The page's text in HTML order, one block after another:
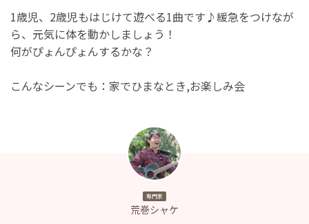
1歳児、2歳児もはじけて遊べる1曲です♪緩急をつけなが
ら、元気に体を動かしましょう！
何がぴょんぴょんするかな？
こんなシーンでも：家でひまなとき,お楽しみ会
専門家
荒巻シャケ